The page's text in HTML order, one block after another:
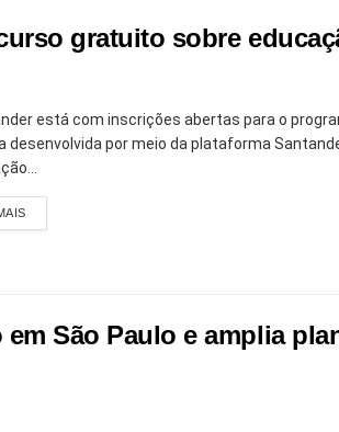
gratuito sobre
está com inscrições abertas para o
desenvolvida por meio da plataforma
São Paulo e amplia